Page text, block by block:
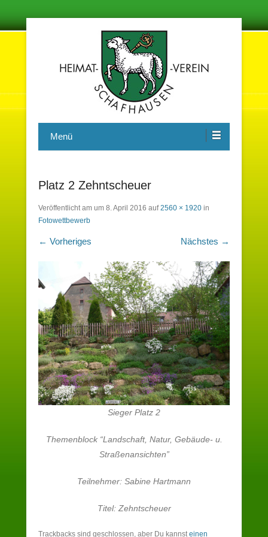
Heimatverein Schafhausen e.V.
Menü
Platz 2 Zehntscheuer
Veröffentlicht am um 8. April 2016 auf2560 × 1920 in
Fotowettbewerb
← Vorheriges Nächstes →
Sieger Platz 2
Themenblock “Landschaft, Natur, Gebäude- u.
Straßenansichten”
Teilnehmer: Sabine Hartmann
Titel: Zehntscheuer
Trackbacks sind geschlossen, aber Du kannsteinen